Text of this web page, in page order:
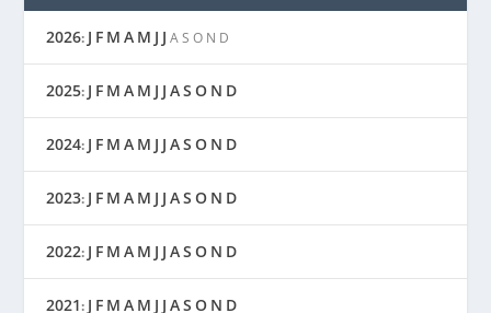
2026: J F M A M J J A S O N D
2025: J F M A M J J AS O N D
2024: J F M A M J J AS O N D
2023: J F M A M J J AS O N D
2022: J F M A M J J AS O N D
2021: J F M A M J J AS O N D